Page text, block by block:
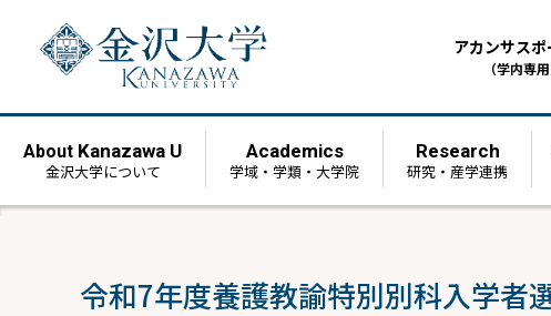
アカンサス
（学内専用
About Kanazawa U
金沢大学について
Academics
学域・学類・大学院
Research
研究・産学連携
令和7年度養護教諭特別別科入学